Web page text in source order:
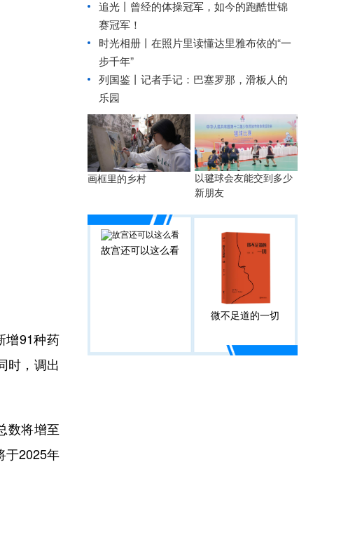
增91种药
时，调出
数将增至
于2025年
追光丨 曾经的体操冠军，如今的跑酷世锦
赛冠军！
时光相册丨在照片里读懂达里雅布依的“一
步千年”
列国鉴丨记者手记：巴塞罗那，滑板人的
乐园
画框里的乡村
以毽球会友能交到多少
新朋友
故宫还可以这么看
微不足道的一切